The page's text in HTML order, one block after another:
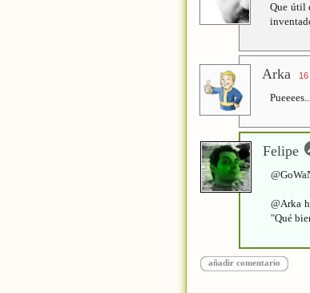
Que útil
Arka
Felipe
@Arka
"Qué
añadir comentario